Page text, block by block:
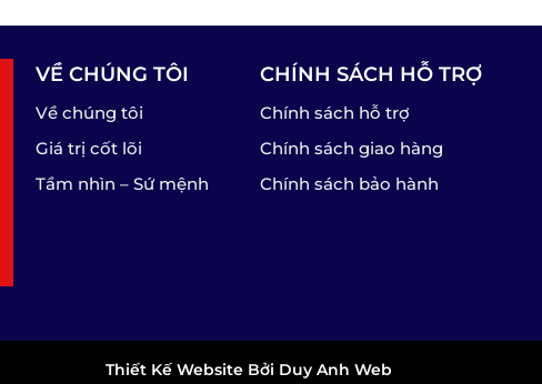
VỀ CHÚNG TÔI
Về chúng tôi
Giá trị cốt lõi
Tầm nhìn – Sứ mệnh
CHÍNH SÁCH HỖ TRỢ
Chính sách hỗ trợ
Chính sách giao hàng
Chính sách bảo hành
Thiết Kế Website Bởi Duy Anh Web